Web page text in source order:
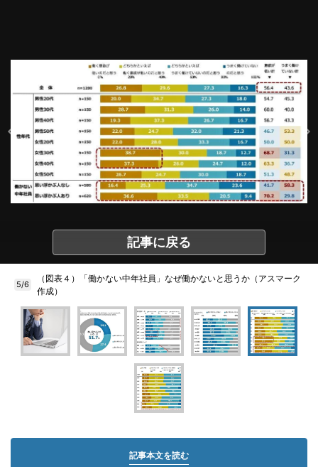
記事に戻る
5/6
（図表４）「働かない中年社員」なぜ働かないと思うか（アスマーク
作成）
記事本文を読む